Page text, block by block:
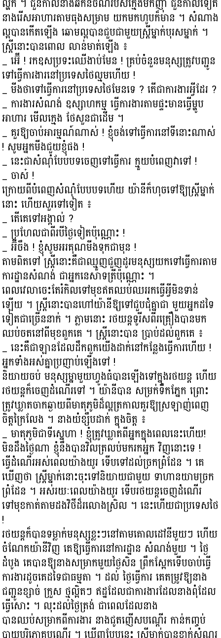
នាងរើសអាហារតាមធុងសម្រាម យកមកហូបក៏មាន ។ សំណាង
ល្អបានកើតឡើង ឆោមល្អបានជួបជាមួយស្ត្រីម្នាក់បុរសម្នាក់ ។
ស្ត្រីនោះបានពោល លាន់មាត់ឡើង ៖
_ អ៊ើ ! រកឧសប្រទះឈើងាប់មែន ! គ្រប់ចំនួនមនុស្សត្រូវបញ្ជូន
ទៅធ្វើការងារនៅប្រទេសថៃល្មមហើយ !
_ មីងថាទៅធ្វើការនៅប្រទេសថៃមែនទេ ? តើជាការងារអ្វីដែរ ?
_ ការងារសំណង់ ឧស្សាហកម្ម ធ្វើការងារតាមផ្ទះមានធ្វើម្ហូប
អាហារ មើលក្មេង ថែសួនជាដើម ។
_ គួរឱ្យចាប់អារម្មណ៍ណាស់ ! ខ្ញុំចង់ទៅធ្វើការនៅទីនោះណាស់
! សូមអ្នកមីងជួយខ្ញុំផង !
_ នេះជាសំណុំបែបបទចេញទៅធ្វើការ ក្មួយបំពេញវាទៅ !
_ ចាស៎ !
ក្រោយពីបំពេញសំណុំបែបបទហើយ យ៉ានីក៏ហុចទៅឱ្យស្ត្រីម្នាក់
នោះ ហើយសួរទៅទៀត ៖
_ តើគេទៅអង្កាល់ ?
_ ប្រហែលជាពីរបីថ្ងៃទៀតប៉ុណ្ណោះ !
_ អ៊ីចឹង ! ខ្ញុំសូមអរគុណមីងទុកជាមុន !
តាមពិតទៅ ស្ត្រីនោះគឺជាឈ្មួញជួញដូរមនុស្សយកទៅធ្វើការតាម
ការដ្ឋានសំណង់ ជាអ្នកនេសាទត្រីប៉ុណ្ណោះ ។
ពេលវេលាចេះតែរំកិលទៅមុខឥតឈប់ឈររកធ្វើអ្វីមិនទាន់
ឡើយ ។ ស្ត្រីនោះបានហៅយ៉ានីឱ្យទៅជួបជុំគ្នាជា មួយអ្នកដទៃ
ទៀតជាច្រើននាក់ ។ ភ្លាមនោះ រថយន្តទូរីសពីរគ្រឿងបានមក
ឈប់ចតនៅពីមុខពួកគេ ។ ស្ត្រីនោះបាន ប្រាប់ដល់ពួកគេ ៖
_ នេះគឺជាឡានដែលដឹកពួកយើងដាក់នៅកន្លែងធ្វើការហើយ !
អ្នកទាំងអស់គ្នាប្រញាប់ឡើងទៅ !
និយាយចប់ មនុស្សម្នាមួយហ្វូងធំបានឡើងទៅក្នុងរថយន្ត ហើយ
រថយន្តក៏ចេញដំណើរទៅ ។ យ៉ានីបាន សម្រក់ទឹកភ្នែក ព្រោះ
ត្រូវឃ្លាតចាកឆ្ងាយពីមាតុភូមិដ៏ល្អត្រកាលគួរឱ្យស្រឡាញ់ពេញ
ចិត្តក្រៃលែង ។ នាងយំខ្សឹបដាក់ ក្នុងចិត្ត ៖
_ មាតុភូមិជាទីស្នេហា ! ខ្ញុំត្រូវឃ្លាតពីអ្នកក្នុងពេលនេះហើយ!
មិនដឹងថ្ងៃណា ខ្ញុំនឹងបានវិលត្រលប់មករកអ្នក វិញនោះទេ !
ធ្វើដំណើរអស់ពេលយ៉ាងយូរ ទើបទៅដល់ច្រកព្រំដែន ។ គេ
ឃើញថា ស្ត្រីម្នាក់នោះចុះទៅនិយាយជាមួយ ទាហានយាមច្រក
ព្រំដែន ។ អស់រយៈពេលយ៉ាងយូរ ទើបរថយន្តចេញដំណើរ
ទៅមុខកាត់តាមដងវិថីដ៏រលោងស្រិល ។ នេះហើយជាប្រទេសថៃ
!
រថយន្តក៏បានទម្លាក់មនុស្សខ្លះៗនៅតាមគោលដៅនីមួយៗ ហើយ
ចំណែកយ៉ានីវិញ គេឱ្យធ្វើការនៅការដ្ឋាន សំណង់មួយ ។ ថ្ងៃ
ដំបូង គេបានឱ្យនាងសម្រាកមួយថ្ងៃសិន ព្រឹកស្អែកទើបចាប់ធ្វើ
ការងារដូចគេដទៃជាធម្មតា ។ ដល់ ថ្ងៃធ្វើការ គេតម្រូវឱ្យនាង
ជញ្ជូនខ្សាច់ ក្រួស ថ្មលិ្អតៗ ឥដ្ឋដែលជាការងារដែលនាងពុំដែល
ធ្វើសោះ ។ លុះដល់ថ្ងៃត្រង់ ជាពេលដែលនាង
បានឈប់សម្រាកពីការងារ នាងជូតញើសបណ្ដើរ កាន់កញ្ចប់